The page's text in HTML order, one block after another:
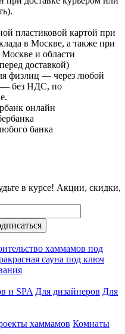
пластиковой картой при
в Москве, а также при
Москве и области
доставкой)
физлиц — через любой
без НДС, по
онлайн
банка
в курсе! Акции, скидки,
хаммамов под
сауна под ключ
и SPA Для дизайнеров Для
хаммамов Комнаты